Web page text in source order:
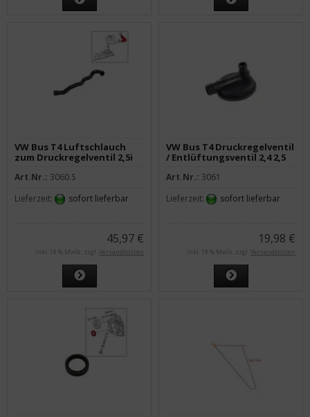
VW Bus T4 Luftschlauch
zum Druckregelventil 2,5i
Art.Nr.: 3060.S
Lieferzeit:
sofort lieferbar
45,97 €
inkl. 19 % MwSt. zzgl. Versandkosten
VW Bus T4 Druckregelventil
/ Entlüftungsventil 2,4 2,5
Art.Nr.: 3061
Lieferzeit:
sofort lieferbar
19,98 €
inkl. 19 % MwSt. zzgl. Versandkosten